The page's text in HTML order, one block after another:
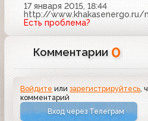
17 января 2015, 18:44
http://
Есть проблема?
Комментарии 0
Войдите илизарегистрируйтесь ,
комментарий
Вход через Телеграм